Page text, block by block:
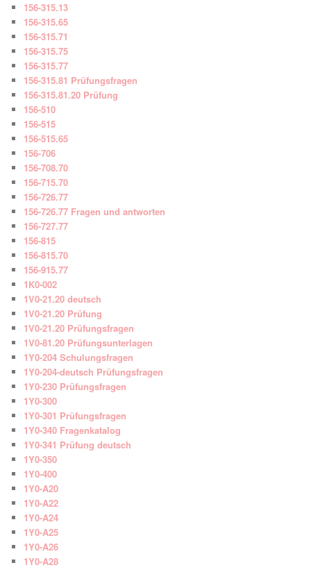
156-315.13
156-315.65
156-315.71
156-315.75
156-315.77
156-315.81 Prüfungsfragen
156-315.81.20 Prüfung
156-510
156-515
156-515.65
156-706
156-708.70
156-715.70
156-726.77
156-726.77 Fragen und antworten
156-727.77
156-815
156-815.70
156-915.77
1K0-002
1V0-21.20 deutsch
1V0-21.20 Prüfung
1V0-21.20 Prüfungsfragen
1V0-81.20 Prüfungsunterlagen
1Y0-204 Schulungsfragen
1Y0-204-deutsch Prüfungsfragen
1Y0-230 Prüfungsfragen
1Y0-300
1Y0-301 Prüfungsfragen
1Y0-340 Fragenkatalog
1Y0-341 Prüfung deutsch
1Y0-350
1Y0-400
1Y0-A20
1Y0-A22
1Y0-A24
1Y0-A25
1Y0-A26
1Y0-A28